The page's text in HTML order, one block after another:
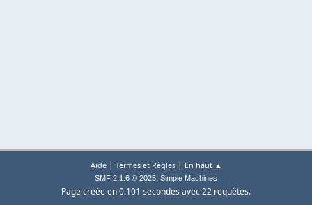
Aide| Termes et Règles| En haut ▲
SMF 2.1.6 © 2025, Simple Machines
Page créée en 0.101 secondes avec 22 requêtes.